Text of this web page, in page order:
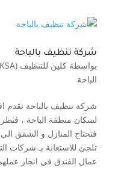
شركة تنظيف بالباحة
بواسطة كلين للتنظيف (Clean KSA)
الباحة
شركة تنظيف بالباحة تقدم
لسكان منطقة الباحة ،
فتحتاج المنازل و الشقق
تلجئ للاستعانة بـ شركات
عمال الفندق في انجاز